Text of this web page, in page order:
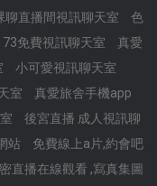
聊直播間視訊聊天室
色
免費視訊聊天室
真愛
小可愛視訊聊天室
室
真愛旅舍手機app
後宮直播 成人視訊聊
站
免費線上a片,約會吧
直播在線觀看 ,寫真集圖